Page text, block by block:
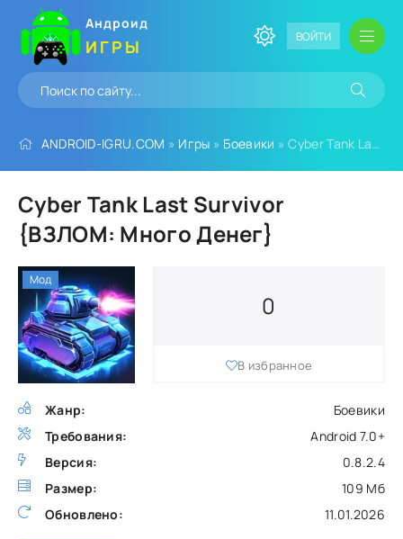
Андроид
ИГРЫ ВОЙТИ
ANDROID-IGRU.COM » Игры » Боевики » Cyber Tank Last Survivor {ВЗЛОМ: Много Денег}
Cyber Tank Last Survivor
{ВЗЛОМ: Много Денег}
Жанр:
Боевики
Требования:
Android 7.0+
Версия:
0.8.2.4
Размер:
109 Мб
Обновлено:
11.01.2026
0
В избранное
Мод